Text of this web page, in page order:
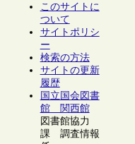
このサイトに
ついて
サイトポリシ
ー
検索の方法
サイトの更新
履歴
国立国会図書
館 関西館
図書館協力
課 調査情報